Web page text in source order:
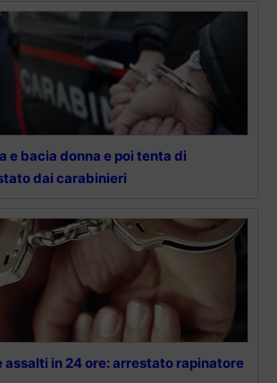
e bacia donna e poi tenta di
dai carabinieri
in 24 ore: arrestato rapinatore